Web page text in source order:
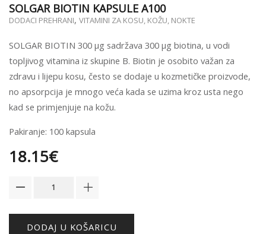
SOLGAR BIOTIN KAPSULE A100
DODACI PREHRANI, VITAMINI ZA KOSU, KOŽU, NOKTE
SOLGAR BIOTIN 300 µg sadržava 300 µg biotina, u vodi
topljivog vitamina iz skupine B. Biotin je osobito važan za
zdravu i lijepu kosu, često se dodaje u kozmetičke proizvode,
no apsorpcija je mnogo veća kada se uzima kroz usta nego
kad se primjenjuje na kožu.
Pakiranje: 100 kapsula
18.15€
A100
količina
DODAJ U KOŠARICU